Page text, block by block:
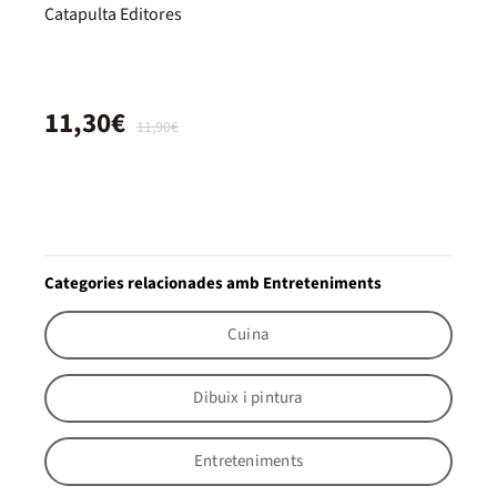
Catapulta Editores
11,90€
11,30€
Categories relacionades amb Entreteniments
Cuina
Dibuix i pintura
Entreteniments